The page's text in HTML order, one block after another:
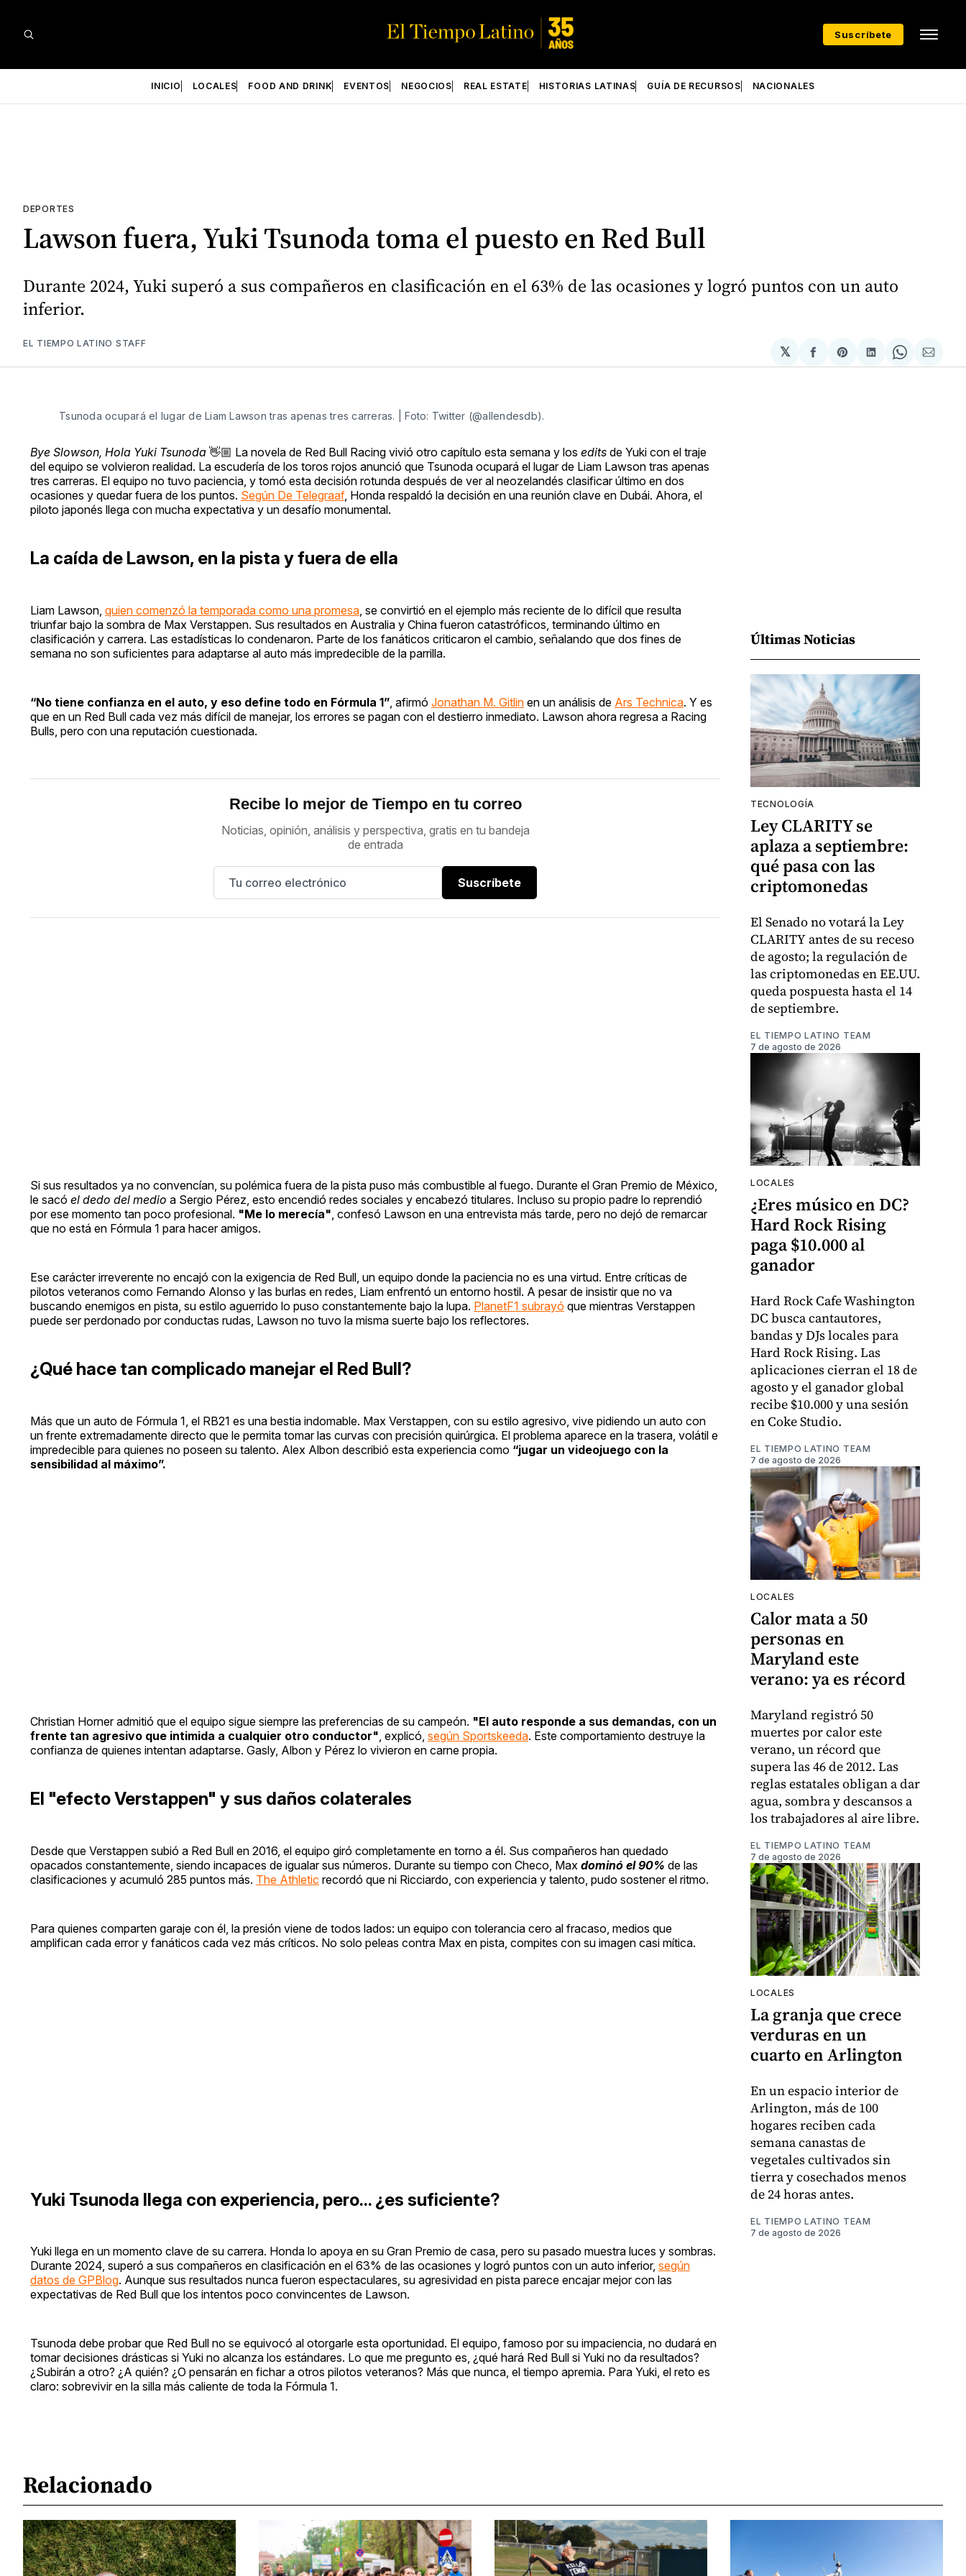
Suscríbete
INICIO LOCALES FOOD AND DRINK EVENTOS NEGOCIOS REAL ESTATE HISTORIAS LATINAS GUÍA DE RECURSOS NACIONALES
DEPORTES
Lawson fuera, Yuki Tsunoda toma el puesto en Red Bull
Durante 2024, Yuki superó a sus compañeros en clasificación en el 63% de las ocasiones y logró puntos con un auto
inferior.
EL TIEMPO LATINO STAFF
𝕏
Compartir
en
Share
on
Compartir
en
Share
on
via
Tsunoda ocupará el lugar de Liam Lawson tras apenas tres carreras. | Foto: Twitter (@allendesdb).
Bye Slowson, Hola Yuki Tsunoda 👋🏼 La novela de Red Bull Racing vivió otro capítulo esta semana y los edits de Yuki con el traje
del equipo se volvieron realidad. La escudería de los toros rojos anunció que Tsunoda ocupará el lugar de Liam Lawson tras apenas
tres carreras. El equipo no tuvo paciencia, y tomó esta decisión rotunda después de ver al neozelandés clasificar último en dos
ocasiones y quedar fuera de los puntos. Según De Telegraaf, Honda respaldó la decisión en una reunión clave en Dubái. Ahora, el
piloto japonés llega con mucha expectativa y un desafío monumental.
La caída de Lawson, en la pista y fuera de ella
Liam Lawson, quien comenzó la temporada como una promesa , se convirtió en el ejemplo más reciente de lo difícil que resulta
triunfar bajo la sombra de Max Verstappen. Sus resultados en Australia y China fueron catastróficos, terminando último en
clasificación y carrera. Las estadísticas lo condenaron. Parte de los fanáticos criticaron el cambio, señalando que dos fines de
semana no son suficientes para adaptarse al auto más impredecible de la parrilla.
“No tiene confianza en el auto, y eso define todo en Fórmula 1” , afirmó Jonathan M. Gitlin en un análisis de Ars Technica. Y es
que en un Red Bull cada vez más difícil de manejar, los errores se pagan con el destierro inmediato. Lawson ahora regresa a Racing
Bulls, pero con una reputación cuestionada.
Recibe lo mejor de Tiempo en tu correo
Noticias, opinión, análisis y perspectiva, gratis en tu bandeja
de entrada
Suscríbete
Si sus resultados ya no convencían, su polémica fuera de la pista puso más combustible al fuego. Durante el Gran Premio de México,
le sacó el dedo del medio a Sergio Pérez, esto encendió redes sociales y encabezó titulares. Incluso su propio padre lo reprendió
por ese momento tan poco profesional. "Me lo merecía" , confesó Lawson en una entrevista más tarde, pero no dejó de remarcar
que no está en Fórmula 1 para hacer amigos.
Ese carácter irreverente no encajó con la exigencia de Red Bull, un equipo donde la paciencia no es una virtud. Entre críticas de
pilotos veteranos como Fernando Alonso y las burlas en redes, Liam enfrentó un entorno hostil. A pesar de insistir que no va
buscando enemigos en pista, su estilo aguerrido lo puso constantemente bajo la lupa. PlanetF1 subrayó que mientras Verstappen
puede ser perdonado por conductas rudas, Lawson no tuvo la misma suerte bajo los reflectores.
¿Qué hace tan complicado manejar el Red Bull?
Más que un auto de Fórmula 1, el RB21 es una bestia indomable. Max Verstappen, con su estilo agresivo, vive pidiendo un auto con
un frente extremadamente directo que le permita tomar las curvas con precisión quirúrgica. El problema aparece en la trasera, volátil e
impredecible para quienes no poseen su talento. Alex Albon describió esta experiencia como “jugar un videojuego con la
sensibilidad al máximo”.
Christian Horner admitió que el equipo sigue siempre las preferencias de su campeón. "El auto responde a sus demandas, con un
frente tan agresivo que intimida a cualquier otro conductor" , explicó, según Sportskeeda. Este comportamiento destruye la
confianza de quienes intentan adaptarse. Gasly, Albon y Pérez lo vivieron en carne propia.
El "efecto Verstappen" y sus daños colaterales
Desde que Verstappen subió a Red Bull en 2016, el equipo giró completamente en torno a él. Sus compañeros han quedado
opacados constantemente, siendo incapaces de igualar sus números. Durante su tiempo con Checo, Max dominó el 90% de las
clasificaciones y acumuló 285 puntos más. The Athletic recordó que ni Ricciardo, con experiencia y talento, pudo sostener el ritmo.
Para quienes comparten garaje con él, la presión viene de todos lados: un equipo con tolerancia cero al fracaso, medios que
amplifican cada error y fanáticos cada vez más críticos. No solo peleas contra Max en pista, compites con su imagen casi mítica.
Yuki Tsunoda llega con experiencia, pero... ¿es suficiente?
Yuki llega en un momento clave de su carrera. Honda lo apoya en su Gran Premio de casa, pero su pasado muestra luces y sombras.
Durante 2024, superó a sus compañeros en clasificación en el 63% de las ocasiones y logró puntos con un auto inferior, según
datos de GPBlog. Aunque sus resultados nunca fueron espectaculares, su agresividad en pista parece encajar mejor con las
expectativas de Red Bull que los intentos poco convincentes de Lawson.
Tsunoda debe probar que Red Bull no se equivocó al otorgarle esta oportunidad. El equipo, famoso por su impaciencia, no dudará en
tomar decisiones drásticas si Yuki no alcanza los estándares. Lo que me pregunto es, ¿qué hará Red Bull si Yuki no da resultados?
¿Subirán a otro? ¿A quién? ¿O pensarán en fichar a otros pilotos veteranos? Más que nunca, el tiempo apremia. Para Yuki, el reto es
claro: sobrevivir en la silla más caliente de toda la Fórmula 1.
Últimas Noticias
TECNOLOGÍA
Ley CLARITY se
aplaza a septiembre:
qué pasa con las
criptomonedas
El Senado no votará la Ley
CLARITY antes de su receso
de agosto; la regulación de
las criptomonedas en EE.UU.
queda pospuesta hasta el 14
de septiembre.
EL TIEMPO LATINO TEAM
7 de agosto de 2026
LOCALES
¿Eres músico en DC?
Hard Rock Rising
paga $10.000 al
ganador
Hard Rock Cafe Washington
DC busca cantautores,
bandas y DJs locales para
Hard Rock Rising. Las
aplicaciones cierran el 18 de
agosto y el ganador global
recibe $10.000 y una sesión
en Coke Studio.
EL TIEMPO LATINO TEAM
7 de agosto de 2026
LOCALES
Calor mata a 50
personas en
Maryland este
verano: ya es récord
Maryland registró 50
muertes por calor este
verano, un récord que
supera las 46 de 2012. Las
reglas estatales obligan a dar
agua, sombra y descansos a
los trabajadores al aire libre.
EL TIEMPO LATINO TEAM
7 de agosto de 2026
LOCALES
La granja que crece
verduras en un
cuarto en Arlington
En un espacio interior de
Arlington, más de 100
hogares reciben cada
semana canastas de
vegetales cultivados sin
tierra y cosechados menos
de 24 horas antes.
EL TIEMPO LATINO TEAM
7 de agosto de 2026
Relacionado